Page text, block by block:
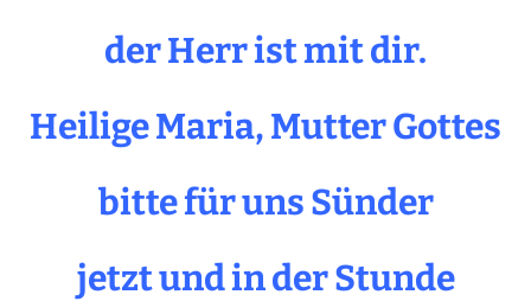
der Herr ist mit dir.
Heilige Maria, Mutter Gottes
bitte für uns Sünder
jetzt und in der Stunde